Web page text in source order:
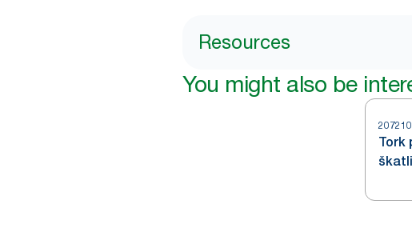
Resources
You might also be
207210
Tork